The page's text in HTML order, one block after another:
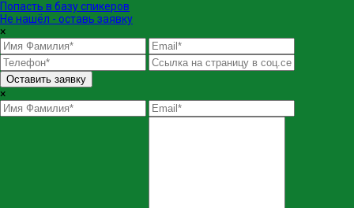
Попасть в базу спикеров
Не нашёл - оставь заявку
×
Оставить заявку
×